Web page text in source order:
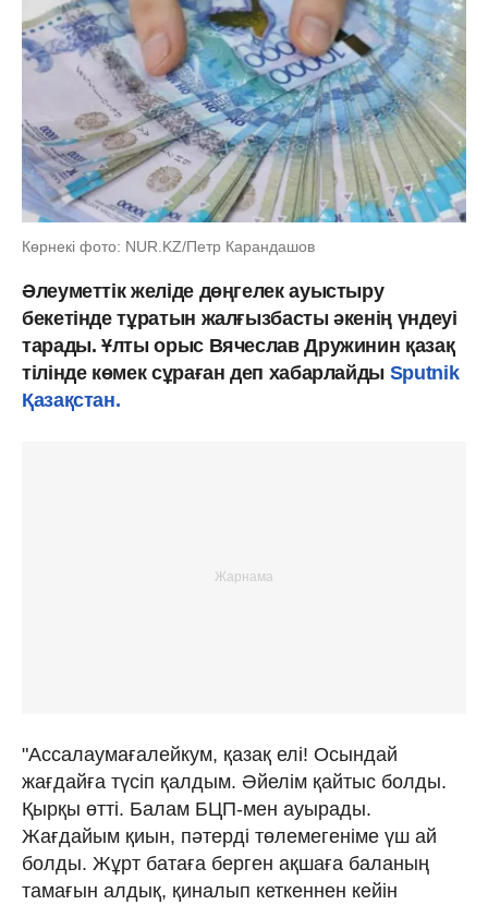
Көрнекі фото: NUR.KZ/Петр Карандашов
Әлеуметтік желіде дөңгелек ауыстыру
бекетінде тұратын жалғызбасты әкенің үндеуі
тарады. Ұлты орыс Вячеслав Дружинин қазақ
тілінде көмек сұраған деп хабарлайды Sputnik
Қазақстан.
"Ассалаумағалейкум, қазақ елі! Осындай
жағдайға түсіп қалдым. Әйелім қайтыс болды.
Қырқы өтті. Балам БЦП-мен ауырады.
Жағдайым қиын, пәтерді төлемегеніме үш ай
болды. Жұрт батаға берген ақшаға баланың
тамағын алдық, қиналып кеткеннен кейін